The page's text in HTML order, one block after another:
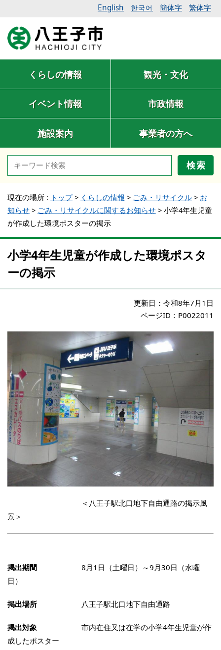
English 한국어 簡体字 繁体字
くらしの情報 観光・文化
イベント情報 市政情報
施設案内 事業者の方へ
検索
現在の場所 : トップ> くらしの情報 > ごみ・リサイクル > お
知らせ > ごみ・リサイクルに関するお知らせ > 小学4年生児童
が作成した環境ポスターの掲示
小学4年生児童が作成した環境ポスタ
ーの掲示
更新日： 令和8年7月1日
ページID：P0022011
＜八王子駅北口地下自由通路の掲示風
景＞
掲出期間 8月1日（土曜日）～9月30日（水曜
日）
掲出場所 八王子駅北口地下自由通路
掲出対象
市内在住又は在学の小学4年生児童が作
成したポスター